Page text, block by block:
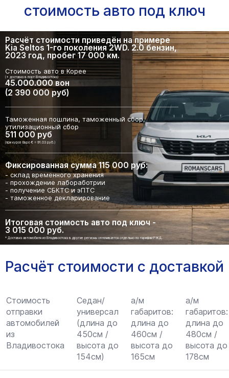
стоимость авто под ключ
Расчёт стоимости приведён на примере
Kia Seltos 1-го поколения 2WD. 2.0 бензин,
2023 год, пробег 17 000 км.
Стоимость авто в Корее
(+ доставка в порт Владивостока)
45.000.000 вон
(2 390 000 руб)
Таможенная пошлина, таможенный сбор,
утилизационный сбор
511 000 руб
(при курсе Евро € = 91.03 руб.)
Фиксированная сумма 115 000 руб:
- склад временного хранения
- прохождение лабоработрии
- получение СБКТС и эПТС
- таможенное декларирование
Итоговая стоимость авто под ключ -
3 015 000 руб.
* Доставка автомобиля из Владивостока в другие регионы оплачивается отдельно по тарифам РЖД.
Расчёт стоимости с доставкой
Стоимость
отправки
автомобилей
из
Владивостока
Седан/
универсал
(длина до
450см /
высота до
154см)
а/м
габаритов:
длина до
460см /
высота до
165см
а/м
габаритов:
длина до
480см /
высота до
178см